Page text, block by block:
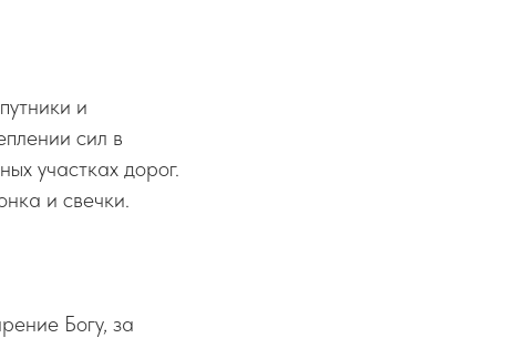
и
сил в
участках дорог.
и свечки.
Богу, за